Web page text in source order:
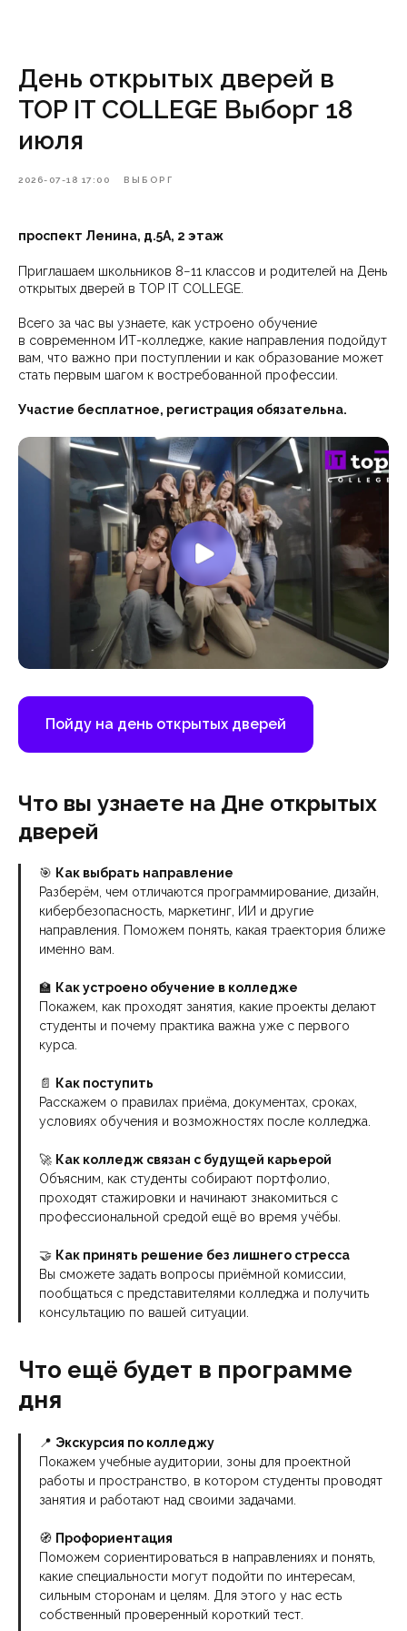
День открытых дверей в
TOP IT COLLEGE Выборг 18
июля
2026-07-18 17:00 ВЫБОРГ
проспект Ленина, д.5А, 2 этаж
Приглашаем школьников 8−11 классов и родителей на День
открытых дверей в TOP IT COLLEGE.
Всего за час вы узнаете, как устроено обучение
в современном ИТ-колледже, какие направления подойдут
вам, что важно при поступлении и как образование может
стать первым шагом к востребованной профессии.
Участие бесплатное, регистрация обязательна.
Пойду на день открытых дверей
Что вы узнаете на Дне открытых
дверей
🎯 Как выбрать направление
Разберём, чем отличаются программирование, дизайн,
кибербезопасность, маркетинг, ИИ и другие
направления. Поможем понять, какая траектория ближе
именно вам.
🏫 Как устроено обучение в колледже
Покажем, как проходят занятия, какие проекты делают
студенты и почему практика важна уже с первого
курса.
📄 Как поступить
Расскажем о правилах приёма, документах, сроках,
условиях обучения и возможностях после колледжа.
🚀 Как колледж связан с будущей карьерой
Объясним, как студенты собирают портфолио,
проходят стажировки и начинают знакомиться с
профессиональной средой ещё во время учёбы.
🤝 Как принять решение без лишнего стресса
Вы сможете задать вопросы приёмной комиссии,
пообщаться с представителями колледжа и получить
консультацию по вашей ситуации.
Что ещё будет в программе
дня
📍 Экскурсия по колледжу
Покажем учебные аудитории, зоны для проектной
работы и пространство, в котором студенты проводят
занятия и работают над своими задачами.
🧭 Профориентация
Поможем сориентироваться в направлениях и понять,
какие специальности могут подойти по интересам,
сильным сторонам и целям. Для этого у нас есть
собственный проверенный короткий тест.